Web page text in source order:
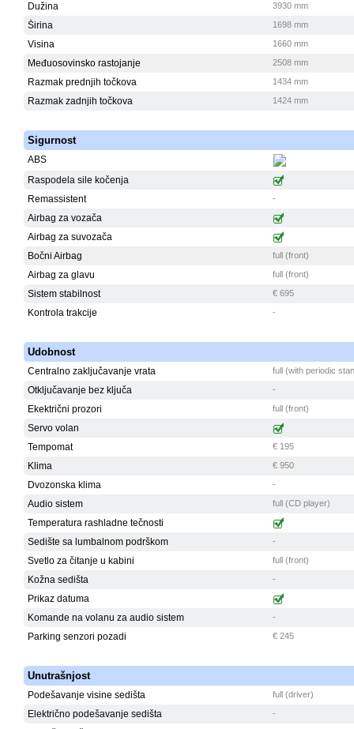
Dužina 3930 mm
Širina 1698 mm
Visina 1660 mm
Međuosovinsko rastojanje 2508 mm
Razmak prednjih točkova 1434 mm
Razmak zadnjih točkova 1424 mm
Sigurnost
ABS
Raspodela sile kočenja
Remassistent
-
Airbag za vozača
Airbag za suvozača
Bočni Airbag
full (front)
Airbag za glavu full (front)
Sistem stabilnost € 695
Kontrola trakcije -
Udobnost
Centralno zaključavanje vrata full (with periodic
Otključavanje bez ključa -
Ekektrični prozori full (front)
Servo volan
Tempomat
€ 195
Klima € 950
Dvozonska klima -
Audio sistem full (CD player)
Temperatura rashladne tečnosti
Sedište sa lumbalnom podrškom
-
Svetlo za čitanje u kabini full (front)
Kožna sedišta -
Prikaz datuma
Komande na volanu za audio sistem
-
Parking senzori pozadi € 245
Unutrašnjost
Podešavanje visine sedišta full (driver)
Električno podešavanje sedišta -